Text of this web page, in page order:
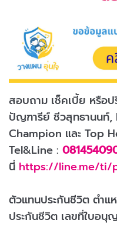
สอบถาม เช็คเบี้ย หรือ
ปัญฑารีย์ ชีวสุทธานนท์,
Champion และ Top
Tel&Line :
นี่ https://line.me/ti/
ตัวแทนประกันชีวิต ตำแ
ประกันชีวิต เลขที่ใบอนุ